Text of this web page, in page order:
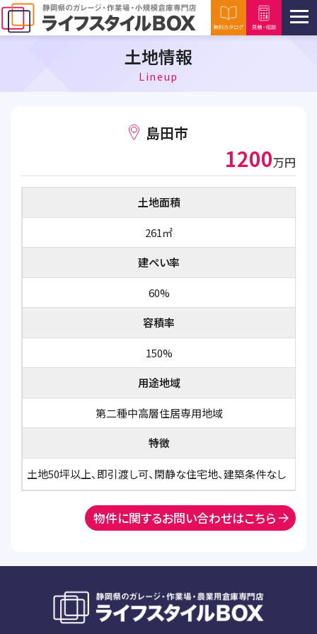
土地情報
Lineup
島田市
1200万円
土地面積
261㎡
建ぺい率
60%
容積率
150%
用途地域
第二種中高層住居専用地域
特徴
土地50坪以上、即引渡し可、閑静な住宅地、建築条件なし
物件に関するお問い合わせはこちら